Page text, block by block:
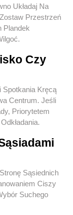
Układaj Na
Przestrzeń
Plandek
Czy
Spotkania Kręcą
Centrum. Jeśli
Priorytetem
Sąsiednich
Ciszy
Suchego